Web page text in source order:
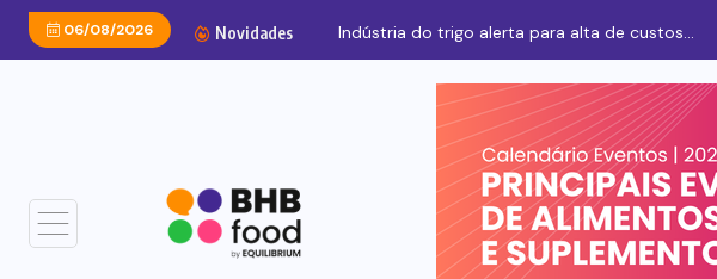
06/08/2026 Novidades Indústria do trigo alerta para alta de custos...